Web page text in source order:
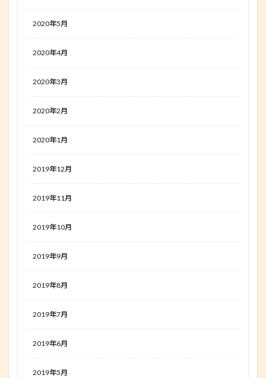
2020年5月
2020年4月
2020年3月
2020年2月
2020年1月
2019年12月
2019年11月
2019年10月
2019年9月
2019年8月
2019年7月
2019年6月
2019年5月